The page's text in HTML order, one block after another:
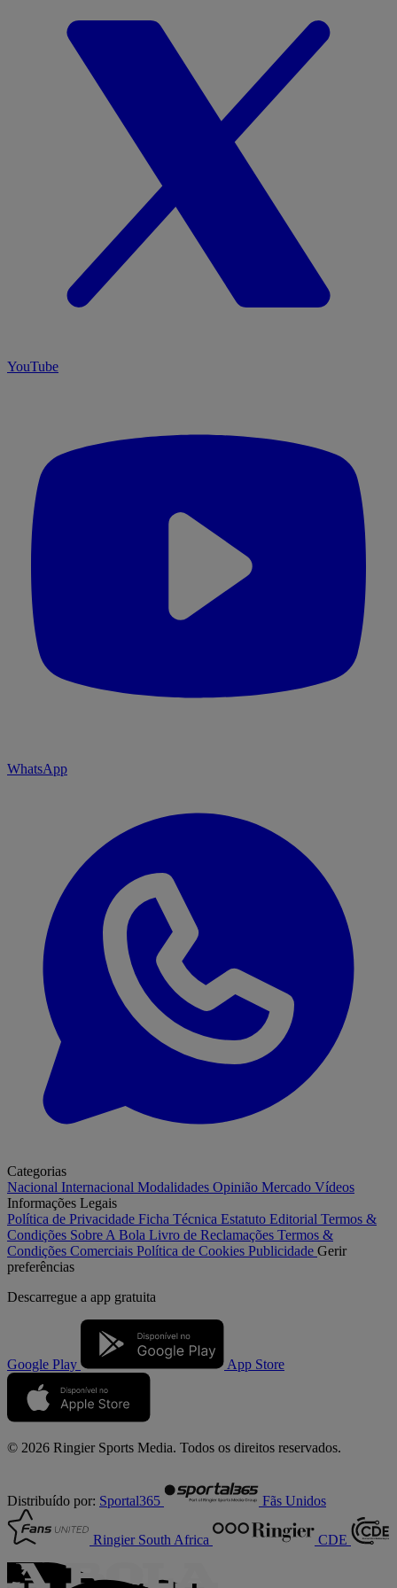
YouTube
WhatsApp
Categorias
Nacional Internacional Modalidades Opinião Mercado Vídeos
Informações Legais
Política de Privacidade Ficha Técnica Estatuto Editorial Termos &
Condições Sobre A Bola Livro de Reclamações Termos &
Condições Comerciais Política de Cookies Publicidade Gerir
preferências
Descarregue a app gratuita
Google Play App Store
© 2026 Ringier Sports Media. Todos os direitos reservados.
Distribuído por: Sportal365 Fãs Unidos
Ringier South Africa CDE